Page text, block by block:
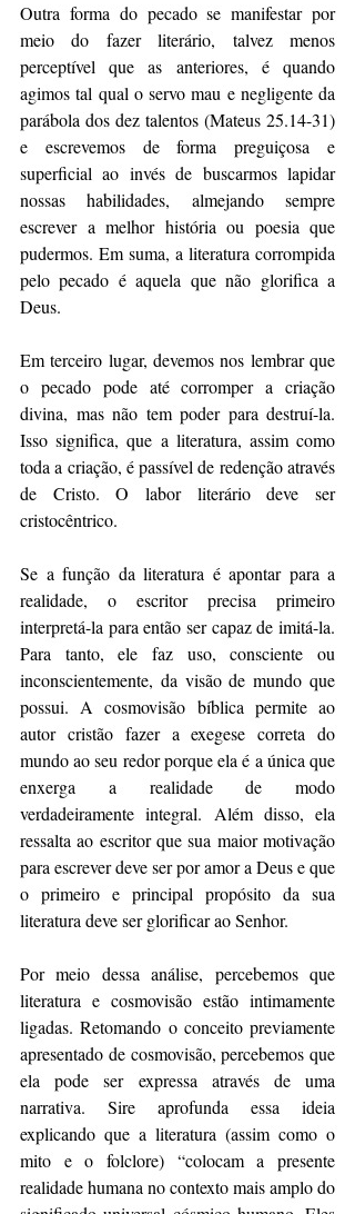
Outra forma do pecado se manifestar por
meio do fazer literário, talvez menos
perceptível que as anteriores, é quando
agimos tal qual o servo mau e negligente da
parábola dos dez talentos (Mateus 25.14-31)
e escrevemos de forma preguiçosa e
superficial ao invés de buscarmos lapidar
nossas habilidades, almejando sempre
escrever a melhor história ou poesia que
pudermos. Em suma, a literatura corrompida
pelo pecado é aquela que não glorifica a
Deus.
Em terceiro lugar, devemos nos lembrar que
o pecado pode até corromper a criação
divina, mas não tem poder para destruí-la.
Isso significa, que a literatura, assim como
toda a criação, é passível de redenção através
de Cristo. O labor literário deve ser
cristocêntrico.
Se a função da literatura é apontar para a
realidade, o escritor precisa primeiro
interpretá-la para então ser capaz de imitá-la.
Para tanto, ele faz uso, consciente ou
inconscientemente, da visão de mundo que
possui. A cosmovisão bíblica permite ao
autor cristão fazer a exegese correta do
mundo ao seu redor porque ela é a única que
enxerga a realidade de modo
verdadeiramente integral. Além disso, ela
ressalta ao escritor que sua maior motivação
para escrever deve ser por amor a Deus e que
o primeiro e principal propósito da sua
literatura deve ser glorificar ao Senhor.
Por meio dessa análise, percebemos que
literatura e cosmovisão estão intimamente
ligadas. Retomando o conceito previamente
apresentado de cosmovisão, percebemos que
ela pode ser expressa através de uma
narrativa. Sire aprofunda essa ideia
explicando que a literatura (assim como o
mito e o folclore) “colocam a presente
realidade humana no contexto mais amplo do